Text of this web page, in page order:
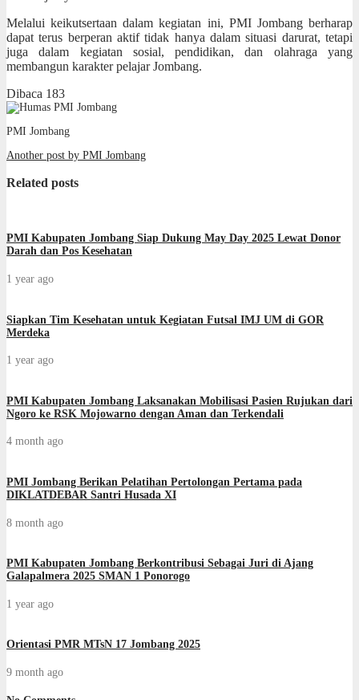
Melalui keikutsertaan dalam kegiatan ini, PMI Jombang berharap
dapat terus berperan aktif tidak hanya dalam situasi darurat, tetapi
juga dalam kegiatan sosial, pendidikan, dan olahraga yang
membangun karakter pelajar Jombang.
Dibaca 183
PMI Jombang
Another post by PMI Jombang
Related posts
PMI Kabupaten Jombang Siap Dukung May Day 2025 Lewat Donor
Darah dan Pos Kesehatan
1 year ago
Siapkan Tim Kesehatan untuk Kegiatan Futsal IMJ UM di GOR
Merdeka
1 year ago
PMI Kabupaten Jombang Laksanakan Mobilisasi Pasien Rujukan dari
Ngoro ke RSK Mojowarno dengan Aman dan Terkendali
4 month ago
PMI Jombang Berikan Pelatihan Pertolongan Pertama pada
DIKLATDEBAR Santri Husada XI
8 month ago
PMI Kabupaten Jombang Berkontribusi Sebagai Juri di Ajang
Galapalmera 2025 SMAN 1 Ponorogo
1 year ago
Orientasi PMR MTsN 17 Jombang 2025
9 month ago